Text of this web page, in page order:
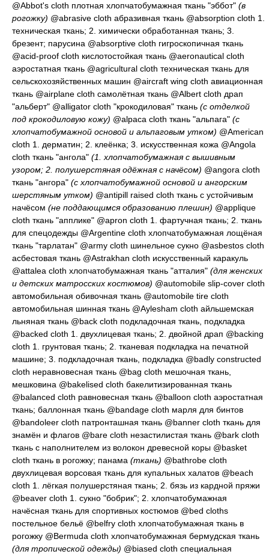
@Abbot's cloth плотная хлопчатобумажная ткань "эббот" (в
рогожку) @abrasive cloth абразивная ткань @absorption cloth 1.
техническая ткань; 2. химически обработанная ткань; 3.
брезент; парусина @absorptive cloth гигроскопичная ткань
@acid-proof cloth кислотостойкая ткань @aeronautical cloth
аэростатная ткань @agricultural cloth техническая ткань для
сельскохозяйственных машин @aircraft wing cloth авиационная
ткань @airplane cloth самолётная ткань @Albert cloth драп
"альберт" @alligator cloth "крокодиловая" ткань (с отделкой
под крокодиловую кожу) @alpaca cloth ткань "альпага" (с
хлопчатобумажной основой и альпаговым утком) @American
cloth 1. дерматин; 2. клеёнка; 3. искусственная кожа @Angola
cloth ткань "ангола" (1. хлопчатобумажная с вышивным
узором; 2. полушерстяная одёжная с начёсом) @angora cloth
ткань "ангора" (с хлопчатобумажной основой и ангорским
шерстяным утком) @antipill raised cloth ткань с устойчивым
начёсом (не поддающимся образованию плешин) @applique
cloth ткань "апплике" @apron cloth 1. фартучная ткань; 2. ткань
для спецодежды @Argentine cloth хлопчатобумажная лощёная
ткань "тарлатан" @army cloth шинельное сукно @asbestos cloth
асбестовая ткань @Astrakhan cloth искусственный каракуль
@attalea cloth хлопчатобумажная ткань "атталия" (для женских
и детских матросских костюмов) @automobile slip-cover cloth
автомобильная обивочная ткань @automobile tire cloth
автомобильная шинная ткань @Aylesham cloth айльшемская
льняная ткань @back cloth подкладочная ткань, подкладка
@backed cloth 1. двухлицевая ткань; 2. двойной драп @backing
cloth 1. грунтовая ткань; 2. тканевая подкладка на печатной
машине; 3. подкладочная ткань, подкладка @badly constructed
cloth неравновесная ткань @bag cloth мешочная ткань,
мешковина @bakelised cloth бакелитизированная ткань
@balanced cloth равновесная ткань @balloon cloth аэростатная
ткань; баллонная ткань @bandage cloth марля для бинтов
@bandoleer cloth патронташная ткань @banner cloth ткань для
знамён и флагов @bare cloth незастилистая ткань @bark cloth
ткань с наполнителем из волокон древесной коры @basket
cloth ткань в рогожку; панама (ткань) @bathrobe cloth
двухлицевая ворсовая ткань для купальных халатов @beach
cloth 1. лёгкая полушерстяная ткань; 2. бязь из кардной пряжи
@beaver cloth 1. сукно "бобрик"; 2. хлопчатобумажная
начёсная ткань для спортивных костюмов @bed cloths
постельное бельё @belfry cloth хлопчатобумажная ткань в
рогожку @Bermuda cloth хлопчатобумажная бермудская ткань
(для тропической одежды) @biased cloth специальная